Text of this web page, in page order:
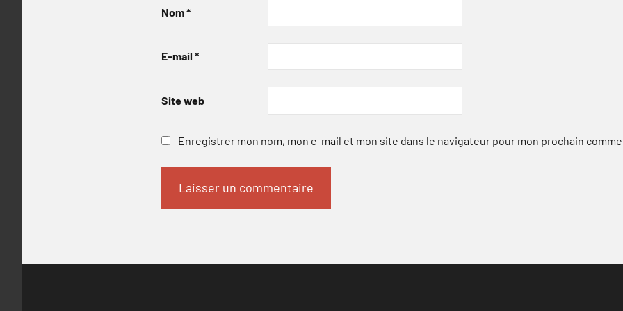
Nom*
E-mail *
Site web
Enregistrer mon nom, mon e-mail et mon site dans le navigateur pour mon prochain